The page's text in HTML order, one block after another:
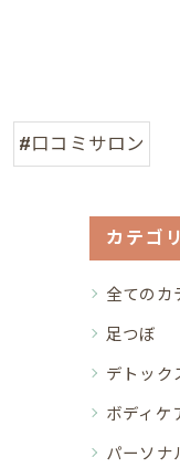
#口コミサロン
カテゴ
全てのカ
足つぼ
デトック
ボディケ
パーソナ